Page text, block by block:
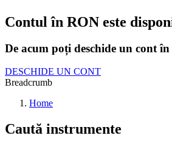
Contul în RON este
De acum poți deschide un cont
DESCHIDE UN CONT
Breadcrumb
Home
Caută instrumente